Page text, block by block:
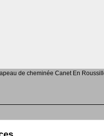
de cheminée Canet En